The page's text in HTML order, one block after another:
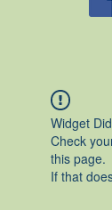
Widget
Check
this page.
If that